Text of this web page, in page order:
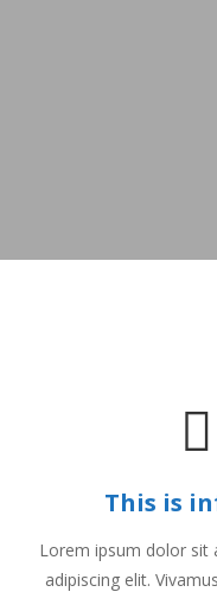
This is
Lorem ipsum dolor sit
adipiscing elit.